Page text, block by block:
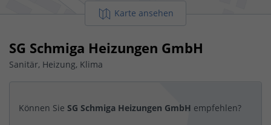
Karte ansehen
SG Schmiga Heizungen GmbH
Sanitär, Heizung, Klima
Können Sie SG Schmiga Heizungen GmbH empfehlen?